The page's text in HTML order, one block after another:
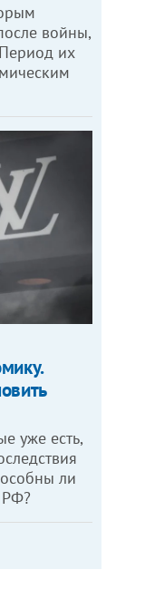
войны,
их
уже есть,
ли
РФ?